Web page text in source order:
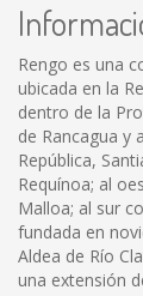
Rengo es una
ubicada en la
dentro de la
de Rancagua y
República,
Requínoa; al
Malloa; al sur
fundada en
Aldea de Río
una extensión